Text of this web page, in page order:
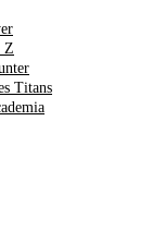
Z
Titans